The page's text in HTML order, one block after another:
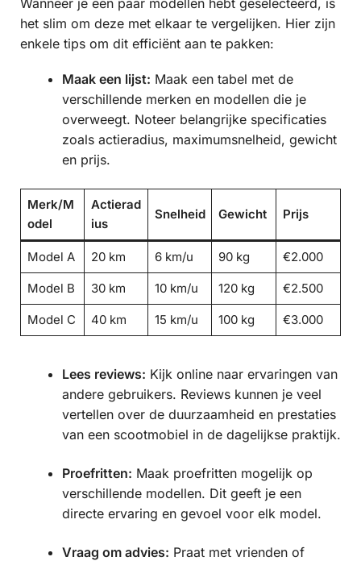
het slim om deze met elkaar te vergelijken. Hier zijn
enkele tips om dit efficiënt aan te pakken:
Maak een lijst: Maak een tabel met de
verschillende merken en modellen die je
overweegt. Noteer belangrijke specificaties
zoals actieradius, maximumsnelheid, gewicht
en prijs.
Merk/M
odel
Actierad
ius
Snelheid Gewicht Prijs
Model A 20 km 6 km/u 90 kg €2.000
Model B 30 km 10 km/u 120 kg €2.500
Model C 40 km 15 km/u 100 kg €3.000
Lees reviews: Kijk online naar ervaringen van
andere gebruikers. Reviews kunnen je veel
vertellen over de duurzaamheid en prestaties
van een scootmobiel in de dagelijkse praktijk.
Proefritten: Maak proefritten mogelijk op
verschillende modellen. Dit geeft je een
directe ervaring en gevoel voor elk model.
Vraag om advies: Praat met vrienden of